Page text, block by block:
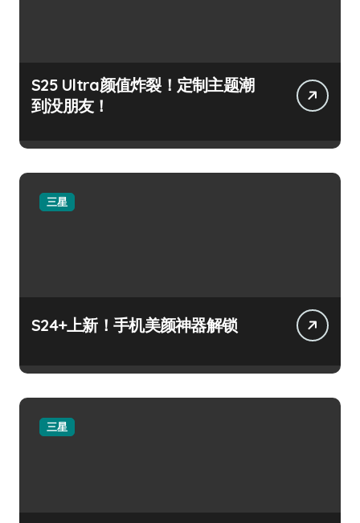
S25 Ultra颜值炸裂！定制主题潮
到没朋友！
三星
S24+上新！手机美颜神器解锁
三星